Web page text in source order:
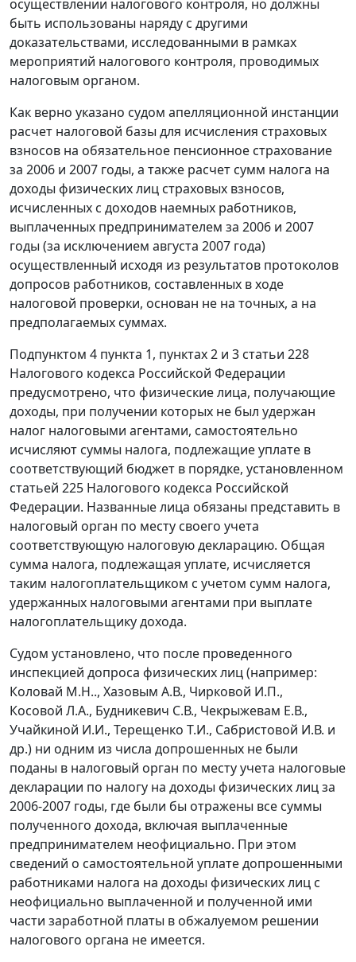
осуществлении налогового контроля, но должны
быть использованы наряду с другими
доказательствами, исследованными в рамках
мероприятий налогового контроля, проводимых
налоговым органом.
Как верно указано судом апелляционной инстанции
расчет налоговой базы для исчисления страховых
взносов на обязательное пенсионное страхование
за 2006 и 2007 годы, а также расчет сумм налога на
доходы физических лиц страховых взносов,
исчисленных с доходов наемных работников,
выплаченных предпринимателем за 2006 и 2007
годы (за исключением августа 2007 года)
осуществленный исходя из результатов протоколов
допросов работников, составленных в ходе
налоговой проверки, основан не на точных, а на
предполагаемых суммах.
Подпунктом 4 пункта 1, пунктах 2 и 3 статьи 228
Налогового кодекса Российской Федерации
предусмотрено, что физические лица, получающие
доходы, при получении которых не был удержан
налог налоговыми агентами, самостоятельно
исчисляют суммы налога, подлежащие уплате в
соответствующий бюджет в порядке, установленном
статьей 225 Налогового кодекса Российской
Федерации. Названные лица обязаны представить в
налоговый орган по месту своего учета
соответствующую налоговую декларацию. Общая
сумма налога, подлежащая уплате, исчисляется
таким налогоплательщиком с учетом сумм налога,
удержанных налоговыми агентами при выплате
налогоплательщику дохода.
Судом установлено, что после проведенного
инспекцией допроса физических лиц (например:
Коловай М.Н.., Хазовым А.В., Чирковой И.П.,
Косовой Л.А., Будникевич С.В., Чекрыжевам Е.В.,
Учайкиной И.И., Терещенко Т.И., Сабристовой И.В. и
др.) ни одним из числа допрошенных не были
поданы в налоговый орган по месту учета налоговые
декларации по налогу на доходы физических лиц за
2006-2007 годы, где были бы отражены все суммы
полученного дохода, включая выплаченные
предпринимателем неофициально. При этом
сведений о самостоятельной уплате допрошенными
работниками налога на доходы физических лиц с
неофициально выплаченной и полученной ими
части заработной платы в обжалуемом решении
налогового органа не имеется.